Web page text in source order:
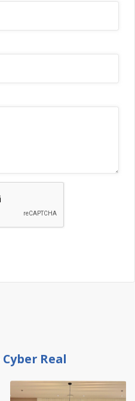
Cyber Real